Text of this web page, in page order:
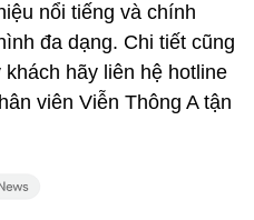
nổi tiếng và chính
đa dạng. Chi tiết cũng
hãy liên hệ hotline
viên Viễn Thông A tận